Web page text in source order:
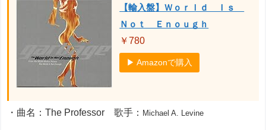
【輸入盤】Ｗｏｒｌｄ Ｉｓ
Ｎｏｔ Ｅｎｏｕｇｈ
￥780
▶ Amazonで購入
・曲名：The Professor 歌手： Michael A. Levine